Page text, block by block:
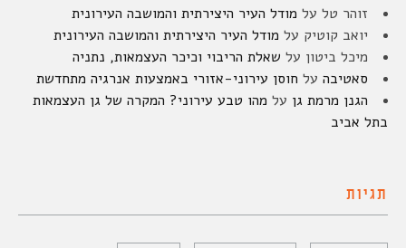
זוהר טל על מודל העיר היצירתית והמושבה העירונית
יואב קוטיק על מודל העיר היצירתית והמושבה העירונית
מיכל ביטון על שאלת הריבוי וכיכר העצמאות, נתניה
סאטיבה על חוסן עירוני-אזורי באמצעות אנרגיה מתחדשת
הגנן מרמת גן על מהו טבע עירוני? המקרה של גן העצמאות
בתל אביב
תגיות